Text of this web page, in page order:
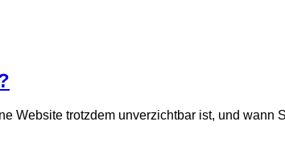
Website trotzdem unverzichtbar ist, und wann